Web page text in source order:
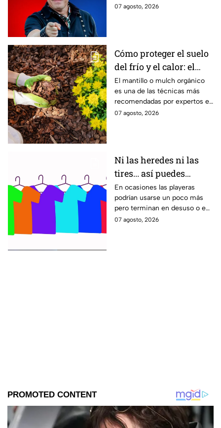
07 agosto, 2026
Cómo proteger el suelo
del frío y el calor: el
mantillo natural que
conserva el jardín
El mantillo o mulch orgánico
es una de las técnicas más
recomendadas por expertos en
jardinería para proteger el
plantas. Esta es la manera
adecuada de aplicarlo en el
jardín.
07 agosto, 2026
Ni las heredes ni las
tires... así puedes
reutilizar tus playeras
usadas
En ocasiones las playeras
podrían usarse un poco más
pero terminan en desuso o en
la basura. Por ello puedes
07 agosto, 2026